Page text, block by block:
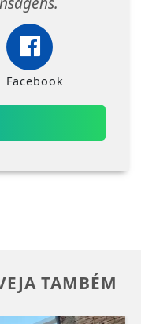
Facebook
TAMBÉM